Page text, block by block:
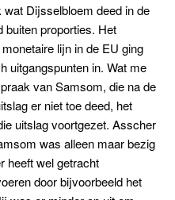
Dijsselbloem deed in de
buiten proporties. Het
lijn in de EU ging
uitgangspunten in. Wat me
van Samsom, die na de
er niet toe deed, het
uitslag voortgezet. Asscher
was alleen maar bezig
heeft wel getracht
door bijvoorbeeld het